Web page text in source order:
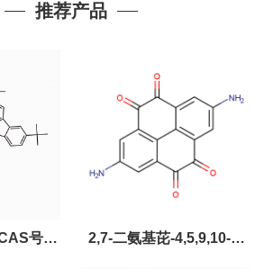
推荐产品
2,7-二氨基芘-4,5,9,10-四